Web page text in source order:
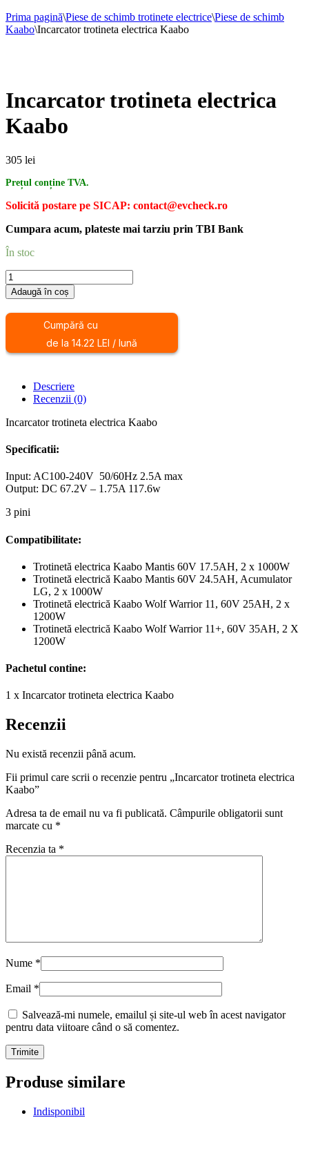
Prima pagină\Piese de schimb trotinete electrice\Piese de schimb
Kaabo\Incarcator trotineta electrica Kaabo
Incarcator trotineta electrica
Kaabo
305 lei
Prețul conține TVA.
Solicită postare pe SICAP: contact@evcheck.ro
Cumpara acum, plateste mai tarziu prin TBI Bank
În stoc
Cantitate
Incarcator
trotineta
electrica
Adaugă în coș
Cumpără cu
de la 14.22 LEI / lună
Descriere
Recenzii (0)
Incarcator trotineta electrica Kaabo
Specificatii:
Input: AC100-240V 50/60Hz 2.5A max
Output: DC 67.2V – 1.75A 117.6w
3 pini
Compatibilitate:
Trotinetă electrica Kaabo Mantis 60V 17.5AH, 2 x 1000W
Trotinetă electrică Kaabo Mantis 60V 24.5AH, Acumulator
LG, 2 x 1000W
Trotinetă electrică Kaabo Wolf Warrior 11, 60V 25AH, 2 x
1200W
Trotinetă electrică Kaabo Wolf Warrior 11+, 60V 35AH, 2 X
1200W
Pachetul contine:
1 x Incarcator trotineta electrica Kaabo
Recenzii
Nu există recenzii până acum.
Fii primul care scrii o recenzie pentru „Incarcator trotineta electrica
Kaabo”
Adresa ta de email nu va fi publicată. Câmpurile obligatorii sunt
marcate cu *
Recenzia ta *
Nume *
Email *
Salvează-mi numele, emailul și site-ul web în acest navigator
pentru data viitoare când o să comentez.
Produse similare
Indisponibil